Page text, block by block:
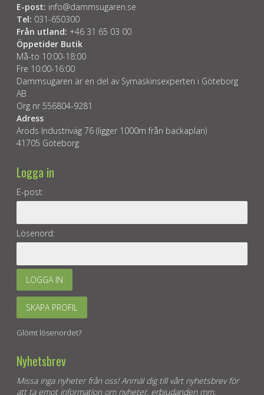
E-post: info@dammsugaren.se
Tel: 031-650300
Från utland: +46 31 65 03 00
Öppetider Butik
Må-to 10:00-18:00
Fre 10:00-16:00
Dammsugaren är en del av Symaskinsexperten i Göteborg
AB
Org nr 556804-9281
Adress
Aröds Industriväg 76 (ligger 1000m från backaplan)
41705 Göteborg
Logga in
E-post:
Lösenord:
LOGGA IN
SKAPA PROFIL
Glömt lösenordet?
Nyhetsbrev
Missa inga nyheter från oss! Anmäl dig till vårt nyhetsbrev för
att ta emot information om nyheter, erbjudanden mm.